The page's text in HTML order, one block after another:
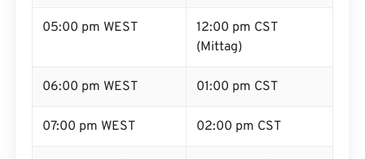
05:00 pm WEST
12:00 pm CST
(Mittag)
06:00 pm WEST 01:00 pm CST
07:00 pm WEST 02:00 pm CST